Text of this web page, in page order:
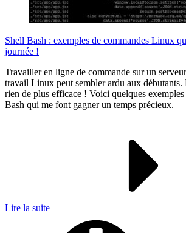
Shell Bash : exemples de commandes Linux
journée !
Travailler en ligne de commande sur un
travail Linux peut sembler ardu aux
rien de plus efficace ! Voici quelques exemples
Bash qui me font gagner un temps précieux.
Lire la suite